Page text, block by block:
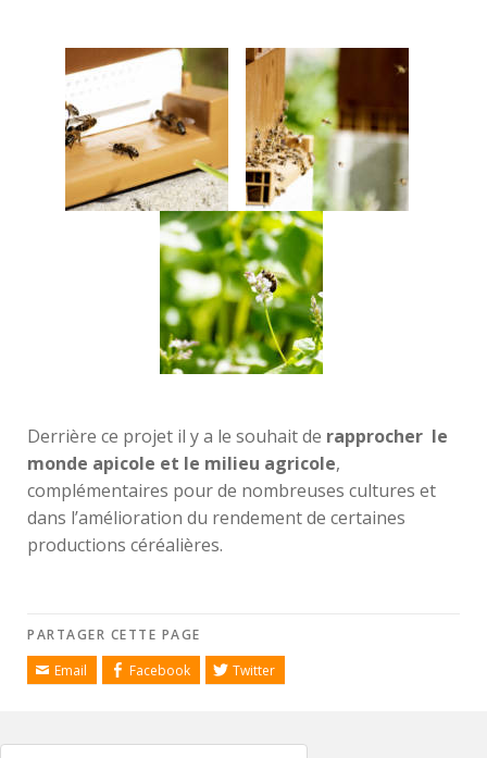
Derrière ce projet il y a le souhait de rapprocher le
monde apicole et le milieu agricole,
complémentaires pour de nombreuses cultures et
dans l’amélioration du rendement de certaines
productions céréalières.
PARTAGER CETTE PAGE
Email
Facebook Twitter